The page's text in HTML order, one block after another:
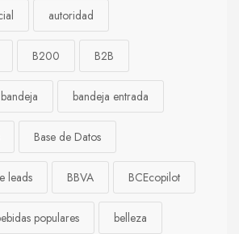
autoridad
B200 B2B
bandeja bandeja entrada
Base de Datos
leads BBVA BCEcopilot
populares belleza